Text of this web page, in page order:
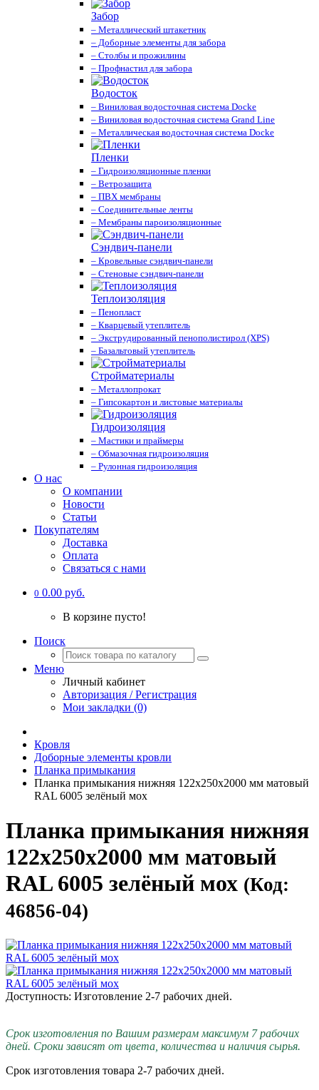
Забор
– Металлический штакетник
– Доборные элементы для забора
– Столбы и прожилины
– Профнастил для забора
Водосток
– Виниловая водосточная система Docke
– Виниловая водосточная система Grand Line
– Металлическая водосточная система Docke
Пленки
– Гидроизоляционные пленки
– Ветрозащита
– ПВХ мембраны
– Соединительные ленты
– Мембраны пароизоляционные
Сэндвич-панели
– Кровельные сэндвич-панели
– Стеновые сэндвич-панели
Теплоизоляция
– Пенопласт
– Кварцевый утеплитель
– Экструдированный пенополистирол (XPS)
– Базальтовый утеплитель
Стройматериалы
– Металлопрокат
– Гипсокартон и листовые материалы
Гидроизоляция
– Мастики и праймеры
– Обмазочная гидроизоляция
– Рулонная гидроизоляция
О нас
О компании
Новости
Статьи
Покупателям
Доставка
Оплата
Связаться с нами
0 0.00 руб.
В корзине пусто!
Поиск
Меню
Личный кабинет
Авторизация / Регистрация
Мои закладки (0)
Кровля
Доборные элементы кровли
Планка примыкания
Планка примыкания нижняя 122х250х2000 мм матовый
RAL 6005 зелёный мох
Планка примыкания нижняя
122х250х2000 мм матовый
RAL 6005 зелёный мох (Код:
46856-04)
Доступность: Изготовление 2-7 рабочих дней.
Срок изготовления по Вашим размерам максимум 7 рабочих
дней. Сроки зависят от цвета, количества и наличия сырья.
Срок изготовления товара 2-7 рабочих дней.